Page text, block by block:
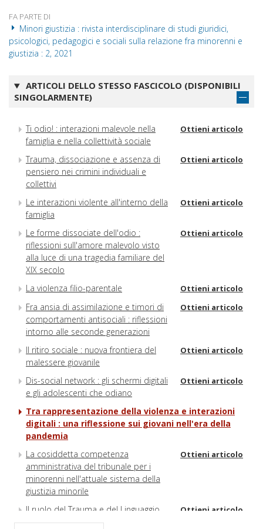
FA PARTE DI
Minori giustizia : rivista interdisciplinare di studi giuridici,
psicologici, pedagogici e sociali sulla relazione fra minorenni e
giustizia : 2, 2021
ARTICOLI DELLO STESSO FASCICOLO (DISPONIBILI
SINGOLARMENTE)
Ti odio! : interazioni malevole nella
famiglia e nella collettività sociale
Ottieni articolo
Trauma, dissociazione e assenza di
pensiero nei crimini individuali e
collettivi
Ottieni articolo
Le interazioni violente all'interno della
famiglia
Ottieni articolo
Le forme dissociate dell'odio :
riflessioni sull'amore malevolo visto
alla luce di una tragedia familiare del
XIX secolo
Ottieni articolo
La violenza filio-parentale Ottieni articolo
Fra ansia di assimilazione e timori di
comportamenti antisociali : riflessioni
intorno alle seconde generazioni
Ottieni articolo
Il ritiro sociale : nuova frontiera del
malessere giovanile
Ottieni articolo
Dis-social network : gli schermi digitali
e gli adolescenti che odiano
Ottieni articolo
Tra rappresentazione della violenza e interazioni
digitali : una riflessione sui giovani nell'era della
pandemia
La cosiddetta competenza
amministrativa del tribunale per i
minorenni nell'attuale sistema della
giustizia minorile
Ottieni articolo
Il ruolo del Trauma e del Linguaggio
nel sistema penale minorile
Ottieni articolo